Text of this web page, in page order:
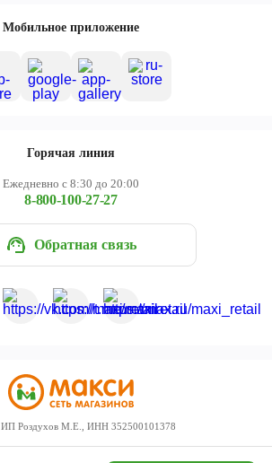
Мобильное приложение
Горячая линия
Ежедневно с 8:30 до 20:00
8-800-100-27-27
Обратная связь
ИП Роздухов М.Е., ИНН 352500101378